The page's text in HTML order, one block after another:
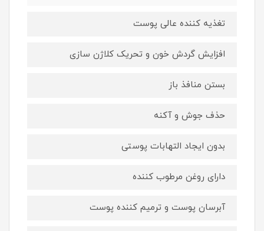
تغذیه کننده عالی پوست
افزایش گردش خون و تحریک کلاژن سازی
بستن منافذ باز
حذف جوش و آکنه
بدون ایجاد التهابات پوستی
دارای روغن مرطوب کننده
آبرسان پوست و ترمیم کننده پوست